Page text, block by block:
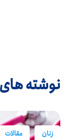
نوشته
زنان مقالات